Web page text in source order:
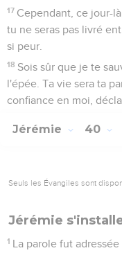
17 Cependant, ce jour-
tu ne seras pas livré
si peur.
18 Sois sûr que je te
l'épée. Ta vie sera ta
confiance en moi,
Jérémie 40
Seuls les Évangiles sont
Jérémie
1 La parole fut